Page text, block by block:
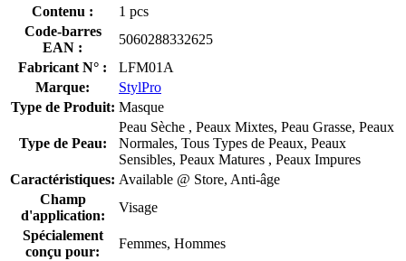
Contenu :
1 pcs
Code-barres
EAN :
5060288332625
Fabricant N° :
LFM01A
Marque:
StylPro
Type de Produit: Masque
Type de Peau:
Peau Sèche , Peaux Mixtes, Peau Grasse, Peaux
Normales, Tous Types de Peaux, Peaux
Sensibles, Peaux Matures , Peaux Impures
Caractéristiques: Available @ Store, Anti-âge
Champ
d'application:
Visage
Spécialement
conçu pour:
Femmes, Hommes